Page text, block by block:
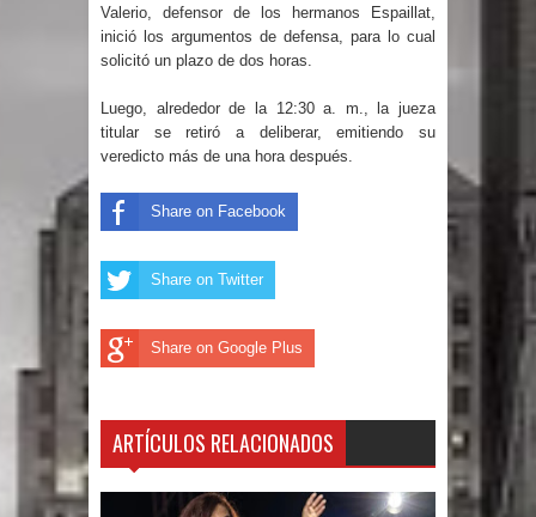
Un lunes trágico deja seis jóvenes
muertos
Heridos y edificios colapsados tras
modificaciones al nuevo Código Penal
Complementario gobierno endeuda
Valerio, defensor de los hermanos Espaillat,
inició los argumentos de defensa, para lo cual
solicitó un plazo de dos horas.
Luego, alrededor de la 12:30 a. m., la jueza
titular se retiró a deliberar, emitiendo su
veredicto más de una hora después.
Share on Facebook
Share on Twitter
Share on Google Plus
ARTÍCULOS RELACIONADOS